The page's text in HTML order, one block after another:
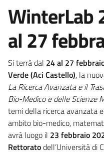
WinterLab
al 27
Si terrà dal 24 al 27
Verde (Aci Castello), la
La Ricerca Avanzata e il
Bio-Medico e delle Scienze
temi della ricerca avanzata
ambito bio-medico,
avrà luogo il 23 febbraio
Rettoratodell’Università di